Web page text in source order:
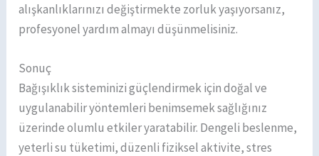
alışkanlıklarınızı değiştirmekte zorluk yaşıyorsanız,
profesyonel yardım almayı düşünmelisiniz.
Sonuç
Bağışıklık sisteminizi güçlendirmek için doğal ve
uygulanabilir yöntemleri benimsemek sağlığınız
üzerinde olumlu etkiler yaratabilir. Dengeli beslenme,
yeterli su tüketimi, düzenli fiziksel aktivite, stres